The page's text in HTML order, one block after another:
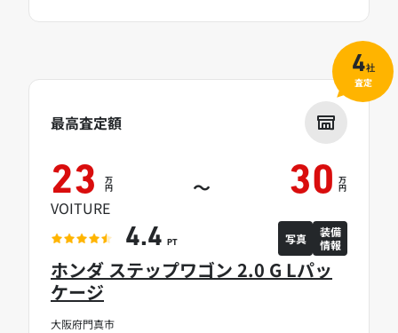
大阪府門真市
ホンダ ステップワゴン 2.0 G Lパッ
ケージ
最高査定額
23 万
円 ～ 30 万
円
VOITURE
4.4 PT 写真
装備
情報
4社
査定